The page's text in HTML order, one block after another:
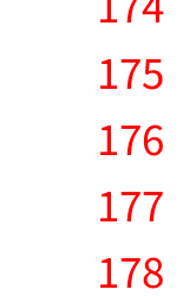
175
176
177
178